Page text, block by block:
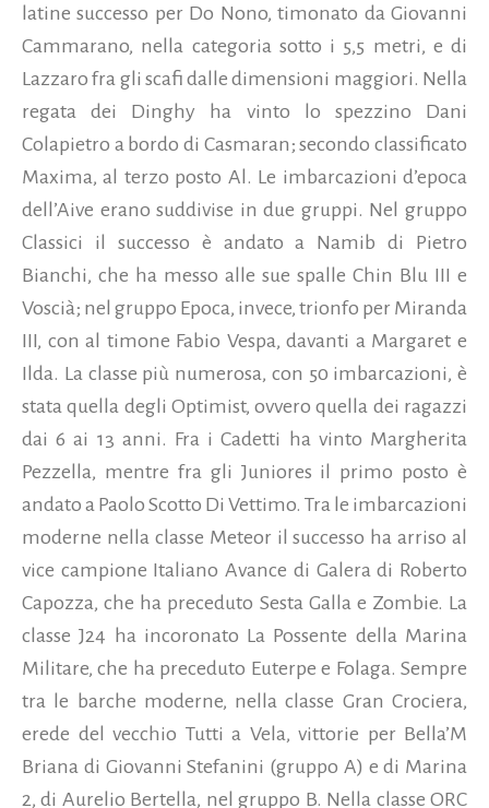
latine successo per Do Nono, timonato da Giovanni
Cammarano, nella categoria sotto i 5,5 metri, e di
Lazzaro fra gli scafi dalle dimensioni maggiori. Nella
regata dei Dinghy ha vinto lo spezzino Dani
Colapietro a bordo di Casmaran; secondo classificato
Maxima, al terzo posto Al. Le imbarcazioni d’epoca
dell’Aive erano suddivise in due gruppi. Nel gruppo
Classici il successo è andato a Namib di Pietro
Bianchi, che ha messo alle sue spalle Chin Blu III e
Voscià; nel gruppo Epoca, invece, trionfo per Miranda
III, con al timone Fabio Vespa, davanti a Margaret e
Ilda. La classe più numerosa, con 50 imbarcazioni, è
stata quella degli Optimist, ovvero quella dei ragazzi
dai 6 ai 13 anni. Fra i Cadetti ha vinto Margherita
Pezzella, mentre fra gli Juniores il primo posto è
andato a Paolo Scotto Di Vettimo. Tra le imbarcazioni
moderne nella classe Meteor il successo ha arriso al
vice campione Italiano Avance di Galera di Roberto
Capozza, che ha preceduto Sesta Galla e Zombie. La
classe J24 ha incoronato La Possente della Marina
Militare, che ha preceduto Euterpe e Folaga. Sempre
tra le barche moderne, nella classe Gran Crociera,
erede del vecchio Tutti a Vela, vittorie per Bella’M
Briana di Giovanni Stefanini (gruppo A) e di Marina
2, di Aurelio Bertella, nel gruppo B. Nella classe ORC